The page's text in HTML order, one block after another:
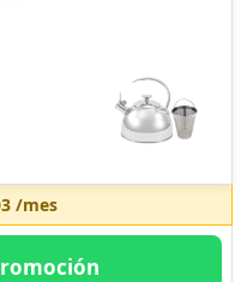
/mes